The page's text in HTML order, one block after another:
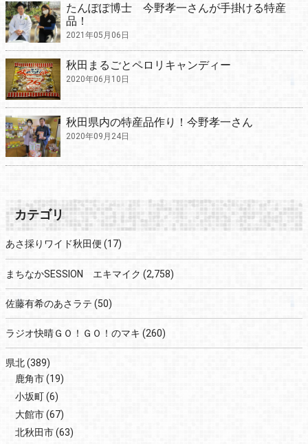
たんぽぽ博士 今野孝一さんが手掛ける特産
品！
2021年05月06日
秋田まるごとペロリキャンディー
2020年06月10日
秋田県内の特産品作り！今野孝一さん
2020年09月24日
カテゴリ
あさ採りワイド秋田便 (17)
まちなかSESSION エキマイク (2,758)
佐藤有希のあさラテ (50)
ラジオ快晴ＧＯ！ＧＯ！のマキ (260)
県北(389)
鹿角市(19)
小坂町(6)
大館市(67)
北秋田市(63)